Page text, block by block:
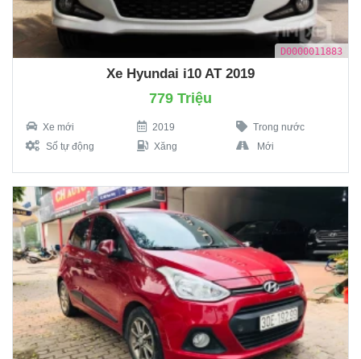
D0000011883
Xe Hyundai i10 AT 2019
779 Triệu
Xe mới 2019
Trong nước
Số tự động
Xăng Mới